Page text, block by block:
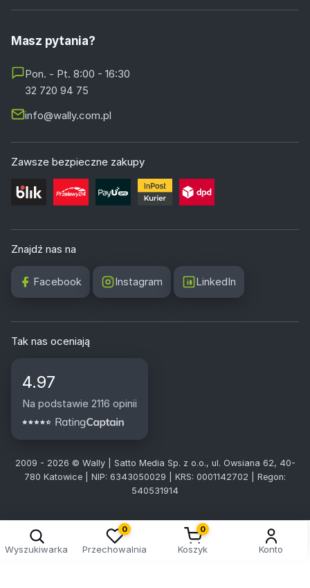
Masz pytania?
Pon. - Pt. 8:00 - 16:30
32 720 94 75
info@wally.com.pl
Zawsze bezpieczne zakupy
Znajdź nas na
Facebook Instagram LinkedIn
Tak nas oceniają
4.97
Na podstawie 2116 opinii
2009 - 2026 © Wally | Satto Media Sp. z o.o., ul. Owsiana 62, 40-
780 Katowice | NIP: 6343050029 | KRS: 0001142702 | Regon:
540531914
Wyszukiwarka
0
Przechowalnia
0
Koszyk Konto